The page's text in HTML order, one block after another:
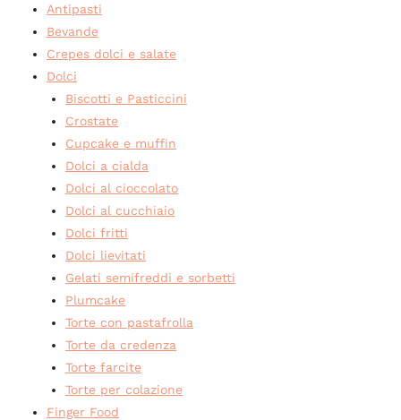
Antipasti
Bevande
Crepes dolci e salate
Dolci
Biscotti e Pasticcini
Crostate
Cupcake e muffin
Dolci a cialda
Dolci al cioccolato
Dolci al cucchiaio
Dolci fritti
Dolci lievitati
Gelati semifreddi e sorbetti
Plumcake
Torte con pastafrolla
Torte da credenza
Torte farcite
Torte per colazione
Finger Food